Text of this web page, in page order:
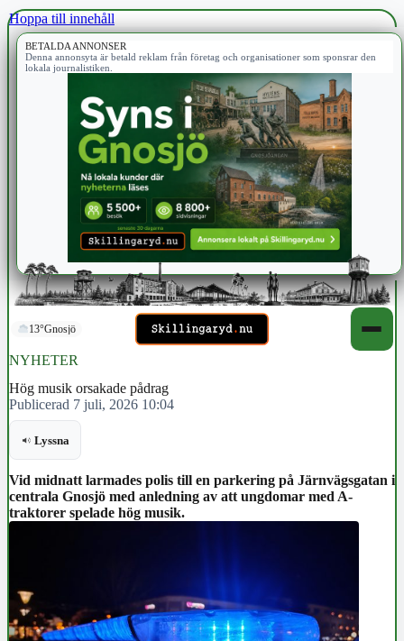
Hoppa till innehåll
BETALDA ANNONSER
Denna annonsyta är betald reklam från företag och organisationer som sponsrar den
lokala journalistiken.
13°Gnosjö
NYHETER
Hög musik orsakade pådrag
Publicerad 7 juli, 2026 10:04
Lyssna
Vid midnatt larmades polis till en parkering på Järnvägsgatan i
centrala Gnosjö med anledning av att ungdomar med A-
traktorer spelade hög musik.